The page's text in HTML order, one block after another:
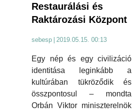
Restaurálási és
Raktározási Központ
sebesp 2019.05.15. 00:13
Egy nép és egy civilizáció
identitása leginkább a
kultúrában tükröződik és
összpontosul – mondta
Orbán Viktor miniszterelnök